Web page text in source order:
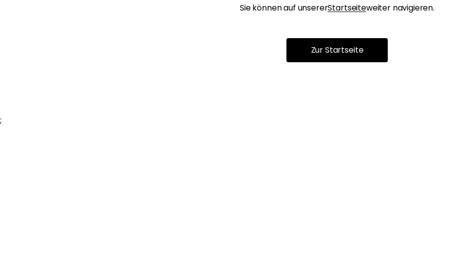
Sie können auf unsererStartseiteweiter navigieren.
Zur Startseite
;